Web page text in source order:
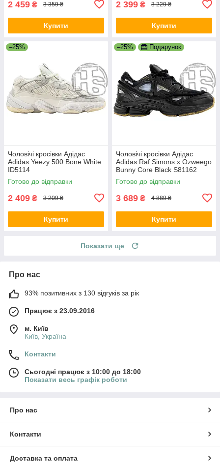
2 459 ₴ 3 359 ₴
Купити
2 399 ₴ 3 229 ₴
Купити
–25%
Чоловічі кросівки Адідас
Adidas Yeezy 500 Bone White
ID5114
Готово до відправки
2 409 ₴ 3 209 ₴
Купити
–25% Подарунок
Чоловічі кросівки Адідас
Adidas Raf Simons x Ozweego
Bunny Core Black S81162
Готово до відправки
3 689 ₴ 4 889 ₴
Купити
Показати ще
Про нас
93% позитивних з 130 відгуків за рік
Працює з 23.09.2016
м. Київ
Київ, Україна
Контакти
Сьогодні працює з 10:00 до 18:00
Показати весь графік роботи
Про нас
Контакти
Доставка та оплата